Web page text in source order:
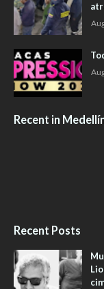
Recent in
Recent Posts